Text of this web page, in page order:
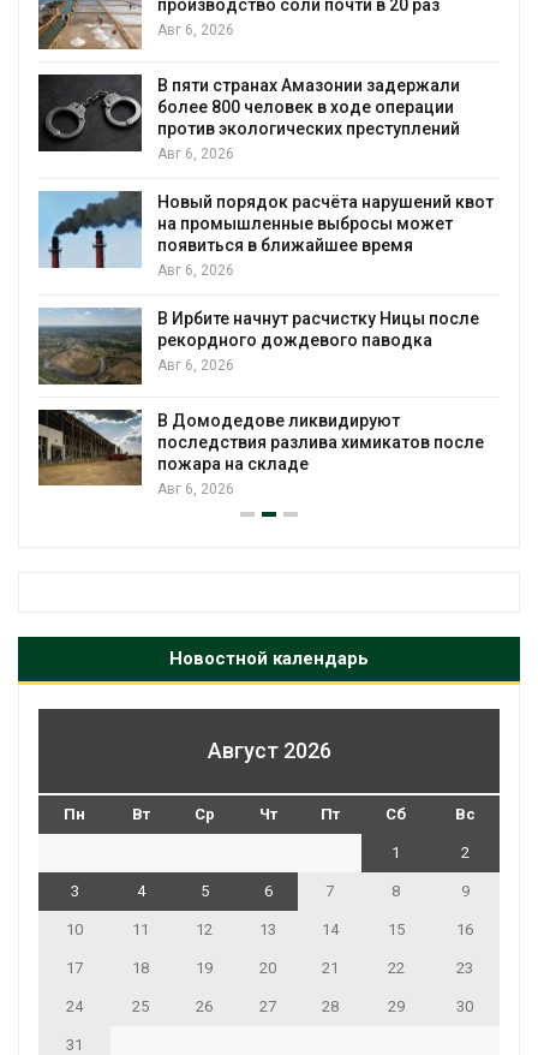
бизнеса
Авг 6, 2026
Москвариум отметит 11-летие
трёхдневным фестивалем
Авг 5, 2026
проверяют по статье о терроризме
Авг 5, 2026
для охраны израильской тюрьмы
Авг 5, 2026
климата»: исследование показало
пределы экологических расчётов
Авг 5, 2026
Новостной календарь
Август 2026
Пн Вт Ср Чт Пт Сб Вс
1 2
3 4 5 6 7 8 9
10 11 12 13 14 15 16
17 18 19 20 21 22 23
24 25 26 27 28 29 30
31